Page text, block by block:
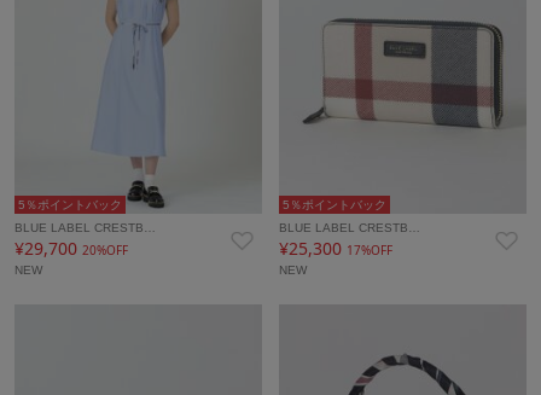
5％ポイントバック
BLUE LABEL CRESTB…
¥29,700 20%OFF
NEW
5％ポイントバック
BLUE LABEL CRESTB…
¥25,300 17%OFF
NEW